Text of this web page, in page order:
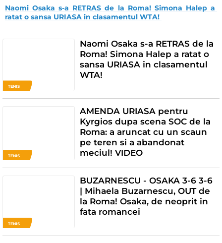
Naomi Osaka s-a RETRAS de la Roma! Simona Halep a
ratat o sansa URIASA in clasamentul WTA!
TENIS
Naomi Osaka s-a RETRAS de la
Roma! Simona Halep a ratat o
sansa URIASA in clasamentul
WTA!
TENIS
AMENDA URIASA pentru
Kyrgios dupa scena SOC de la
Roma: a aruncat cu un scaun
pe teren si a abandonat
meciul! VIDEO
TENIS
BUZARNESCU - OSAKA 3-6 3-6
| Mihaela Buzarnescu, OUT de
la Roma! Osaka, de neoprit in
fata romancei